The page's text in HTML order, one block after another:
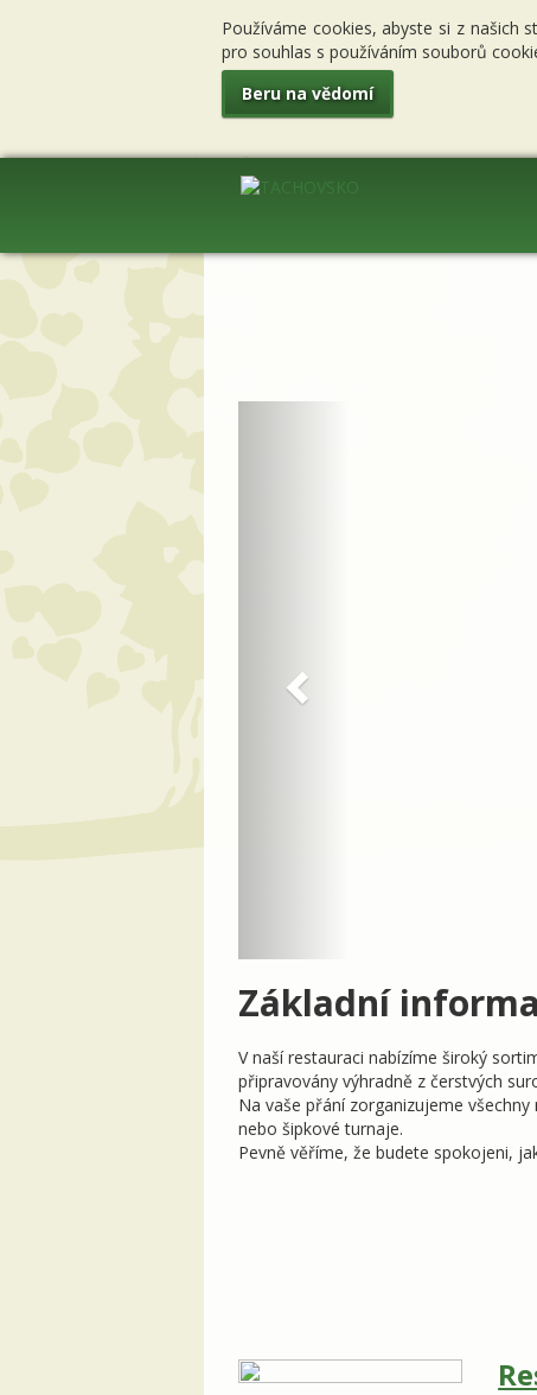
Používáme cookies, abyste si z našich
pro souhlas s používáním souborů
Beru na vědomí
Základní
V naší restauraci nabízíme široký
připravovány výhradně z čerstvých
Na vaše přání zorganizujeme
nebo šipkové turnaje.
Pevně věříme, že budete spokojeni,